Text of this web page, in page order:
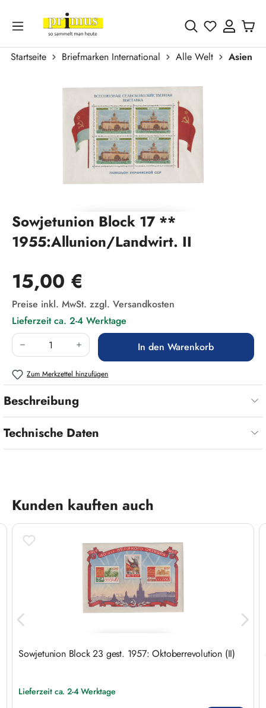
Zum Hauptinhalt springen
Du hast 0
Startseite Briefmarken International Alle Welt
Asien
Sowjetunion Block 17 **
1955:Allunion/Landwirt. II
Regulärer Preis:
15,00 €
Preise inkl. MwSt. zzgl. Versandkosten
Lieferzeit ca. 2-4 Werktage
Produkt Anzahl: Gib den gewünschten Wert
In den Warenkorb
Zum Merkzettel hinzufügen
Beschreibung
Technische Daten
Produktgalerie überspringen
Kunden kauften auch
Sowjetunion Block 23 gest. 1957: Oktoberrevolution (II)
Lieferzeit ca. 2-4 Werktage